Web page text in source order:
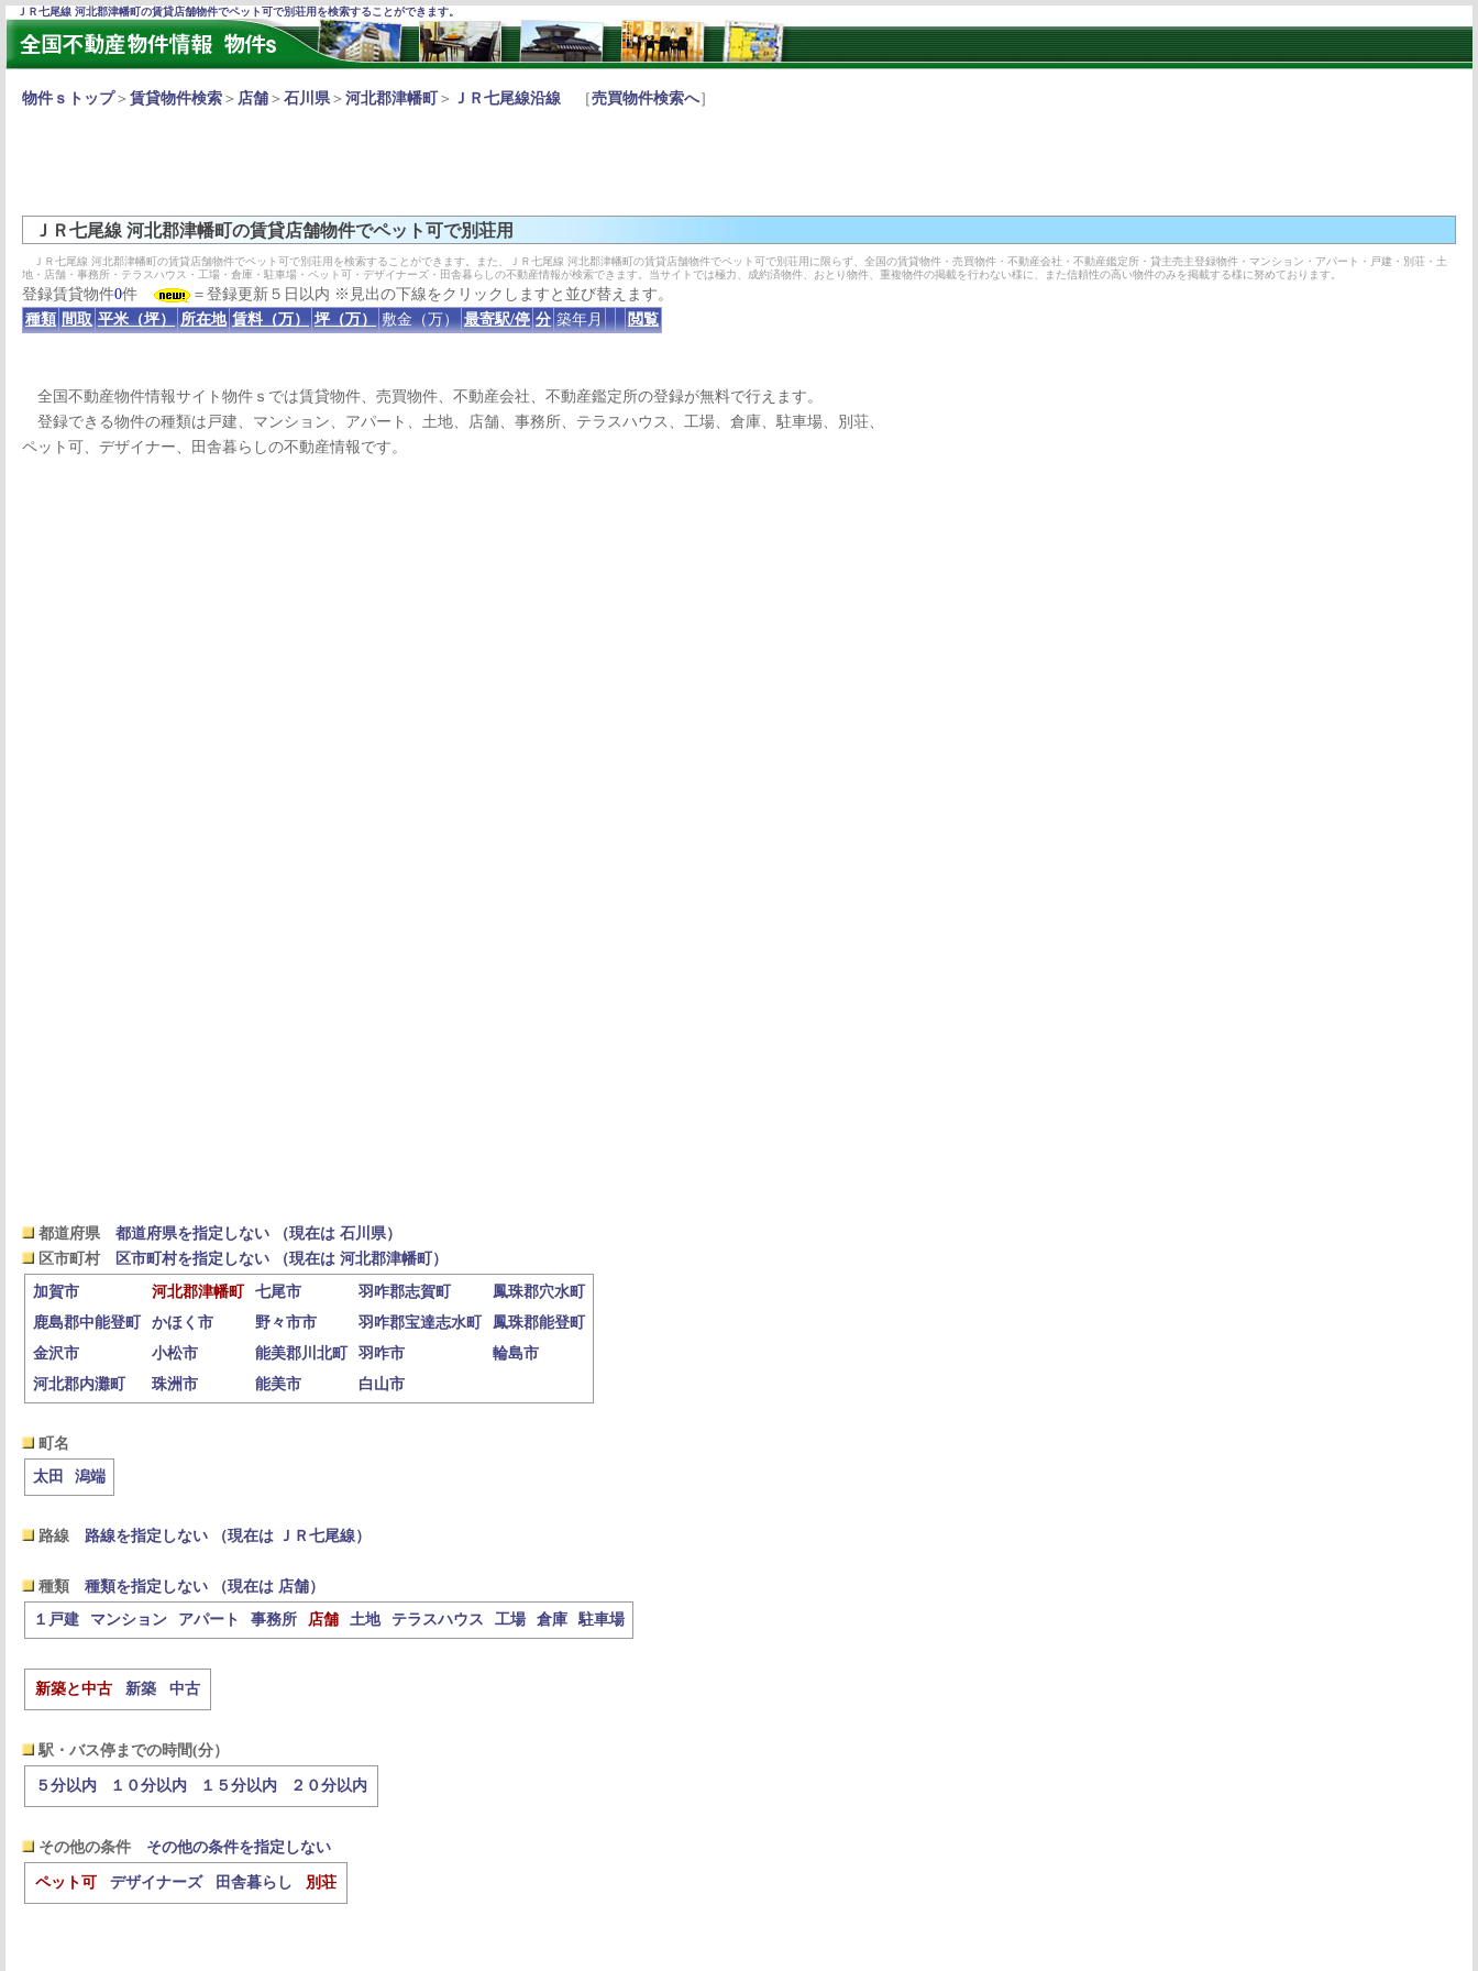
ＪＲ七尾線 河北郡津幡町の賃貸店舗物件でペット可で別荘用を検索することができます。
物件ｓトップ＞ 賃貸物件検索 ＞ 店舗 ＞ 石川県＞ 河北郡津幡町 ＞ ＪＲ七尾線沿線 ［売買物件検索へ］
ＪＲ七尾線 河北郡津幡町の賃貸店舗物件でペット可で別荘用
ＪＲ七尾線 河北郡津幡町の賃貸店舗物件でペット可で別荘用を検索することができます。また、ＪＲ七尾線 河北郡津幡町の賃貸店舗物件でペット可で別荘用に限らず、全国の賃貸物件・売買物件・不動産会社・不動産鑑定所・貸主売主登録物件・マンション・アパート・戸建・別荘・土
地・店舗・事務所・テラスハウス・工場・倉庫・駐車場・ペット可・デザイナーズ・田舎暮らしの不動産情報が検索できます。当サイトでは極力、成約済物件、おとり物件、重複物件の掲載を行わない様に、また信頼性の高い物件のみを掲載する様に努めております。
登録賃貸物件0件
＝登録更新５日以内 ※見出の下線をクリックしますと並び替えます。
種類 間取 平米（坪） 所在地 賃料（万） 坪（万） 敷金（万） 最寄駅/停 分 築年月 閲覧
全国不動産物件情報サイト物件ｓでは賃貸物件、売買物件、不動産会社、不動産鑑定所の登録が無料で行えます。
登録できる物件の種類は戸建、マンション、アパート、土地、店舗、事務所、テラスハウス、工場、倉庫、駐車場、別荘、
ペット可、デザイナー、田舎暮らしの不動産情報です。
都道府県
都道府県を指定しない （現在は 石川県）
区市町村
区市町村を指定しない （現在は 河北郡津幡町）
加賀市
河北郡津幡町 七尾市 羽咋郡志賀町
鳳珠郡穴水町
鹿島郡中能登町
かほく市 野々市市 羽咋郡宝達志水町
鳳珠郡能登町
金沢市
小松市 能美郡川北町 羽咋市
輪島市
河北郡内灘町
珠洲市 能美市 白山市
町名
太田
潟端
路線 路線を指定しない （現在は ＪＲ七尾線）
種類
種類を指定しない （現在は 店舗）
１戸建
マンション アパート 事務所 店舗 土地 テラスハウス 工場 倉庫 駐車場
新築と中古 新築 中古
駅・バス停までの時間(分）
５分以内 １０分以内 １５分以内 ２０分以内
その他の条件 その他の条件を指定しない
ペット可 デザイナーズ 田舎暮らし 別荘